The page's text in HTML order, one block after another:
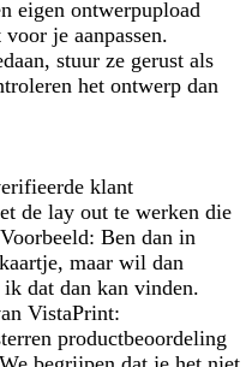
eigen ontwerpupload
je aanpassen.
stuur ze gerust als
het ontwerp dan
klant
de lay out te werken die
Ben dan in
maar wil dan
dat dan kan vinden.
VistaPrint:
productbeoordeling